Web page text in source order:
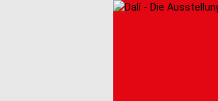
Direkt